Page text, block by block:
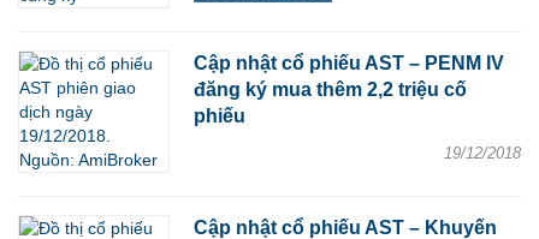
Cập nhật cổ phiếu AST – PENM IV
đăng ký mua thêm 2,2 triệu cố
phiếu
19/12/2018
Cập nhật cổ phiếu AST – Khuyến